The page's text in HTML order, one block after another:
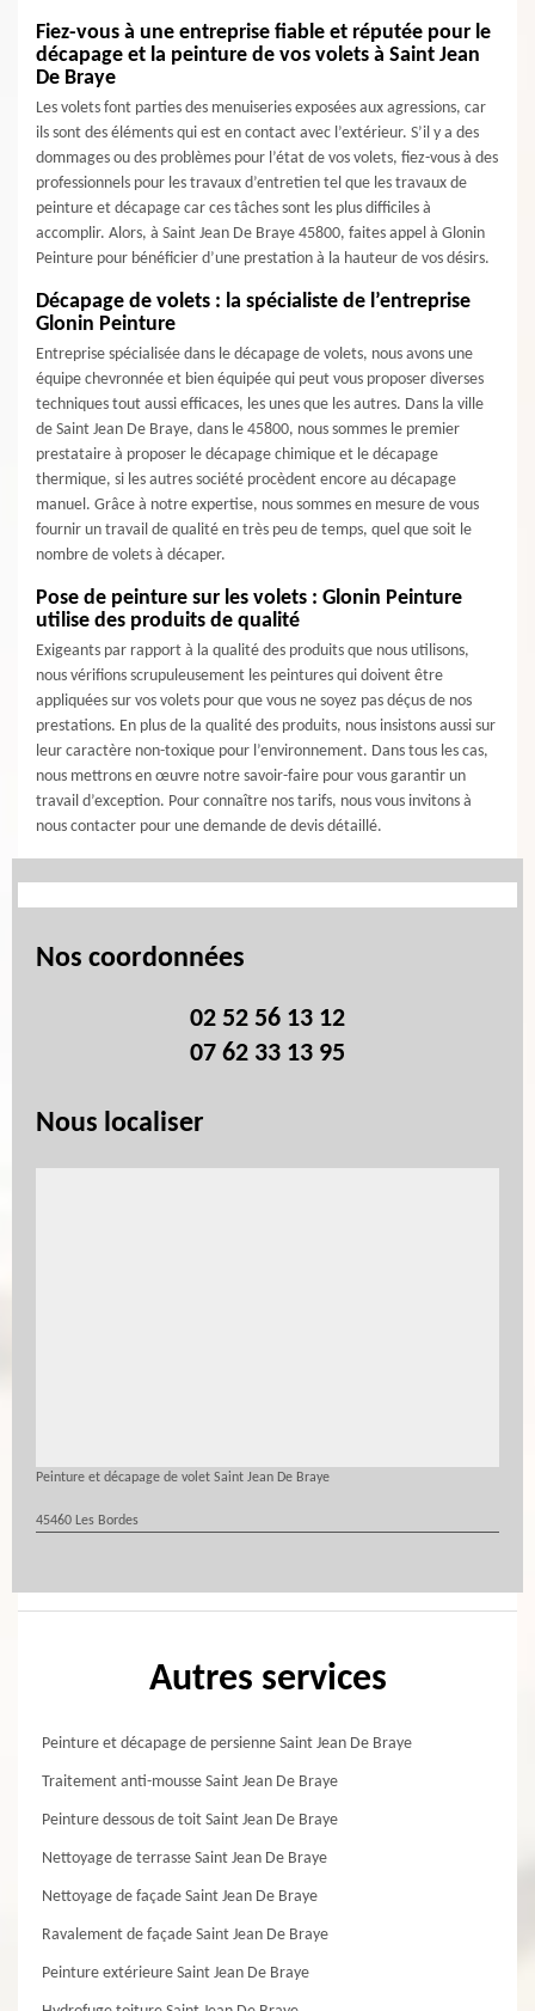
Fiez-vous à une entreprise fiable et réputée pour le
décapage et la peinture de vos volets à Saint Jean
De Braye
Les volets font parties des menuiseries exposées aux agressions, car
ils sont des éléments qui est en contact avec l’extérieur. S’il y a des
dommages ou des problèmes pour l’état de vos volets, fiez-vous à des
professionnels pour les travaux d’entretien tel que les travaux de
peinture et décapage car ces tâches sont les plus difficiles à
accomplir. Alors, à Saint Jean De Braye 45800, faites appel à Glonin
Peinture pour bénéficier d’une prestation à la hauteur de vos désirs.
Décapage de volets : la spécialiste de l’entreprise
Glonin Peinture
Entreprise spécialisée dans le décapage de volets, nous avons une
équipe chevronnée et bien équipée qui peut vous proposer diverses
techniques tout aussi efficaces, les unes que les autres. Dans la ville
de Saint Jean De Braye, dans le 45800, nous sommes le premier
prestataire à proposer le décapage chimique et le décapage
thermique, si les autres société procèdent encore au décapage
manuel. Grâce à notre expertise, nous sommes en mesure de vous
fournir un travail de qualité en très peu de temps, quel que soit le
nombre de volets à décaper.
Pose de peinture sur les volets : Glonin Peinture
utilise des produits de qualité
Exigeants par rapport à la qualité des produits que nous utilisons,
nous vérifions scrupuleusement les peintures qui doivent être
appliquées sur vos volets pour que vous ne soyez pas déçus de nos
prestations. En plus de la qualité des produits, nous insistons aussi sur
leur caractère non-toxique pour l’environnement. Dans tous les cas,
nous mettrons en œuvre notre savoir-faire pour vous garantir un
travail d’exception. Pour connaître nos tarifs, nous vous invitons à
nous contacter pour une demande de devis détaillé.
Nos coordonnées
02 52 56 13 12
07 62 33 13 95
Nous localiser
Peinture et décapage de volet Saint Jean De Braye
45460 Les Bordes
Autres services
Peinture et décapage de persienne Saint Jean De Braye
Traitement anti-mousse Saint Jean De Braye
Peinture dessous de toit Saint Jean De Braye
Nettoyage de terrasse Saint Jean De Braye
Nettoyage de façade Saint Jean De Braye
Ravalement de façade Saint Jean De Braye
Peinture extérieure Saint Jean De Braye